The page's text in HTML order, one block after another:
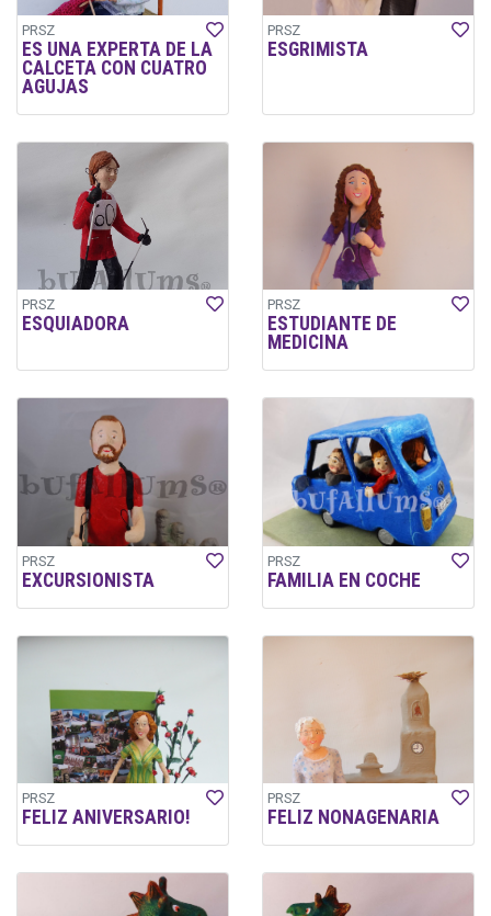
PRSZ
ES UNA EXPERTA DE LA
CALCETA CON CUATRO
AGUJAS
PRSZ
ESGRIMISTA
PRSZ
ESQUIADORA
PRSZ
ESTUDIANTE DE
MEDICINA
PRSZ
EXCURSIONISTA
PRSZ
FAMILIA EN COCHE
PRSZ
FELIZ ANIVERSARIO!
PRSZ
FELIZ NONAGENARIA